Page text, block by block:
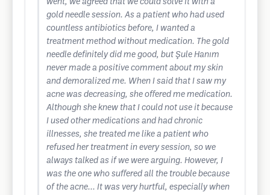
went, we agreed that we could solve it with a
gold needle session. As a patient who had used
countless antibiotics before, I wanted a
treatment method without medication. The gold
needle definitely did me good, but Şule Hanım
never made a positive comment about my skin
and demoralized me. When I said that I saw my
acne was decreasing, she offered me medication.
Although she knew that I could not use it because
I used other medications and had chronic
illnesses, she treated me like a patient who
refused her treatment in every session, so we
always talked as if we were arguing. However, I
was the one who suffered all the trouble because
of the acne... It was very hurtful, especially when